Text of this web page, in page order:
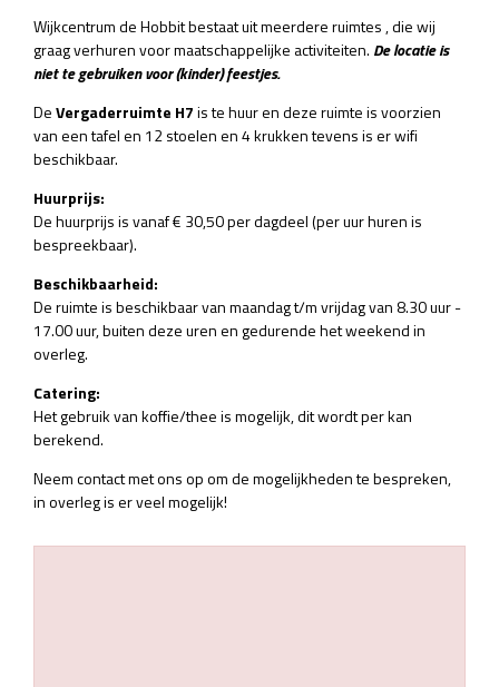
Wijkcentrum de Hobbit bestaat uit meerdere ruimtes , die wij
graag verhuren voor maatschappelijke activiteiten. De locatie is
niet te gebruiken voor (kinder) feestjes.
DeVergaderruimte H7is te huur en deze ruimte is voorzien
van een tafel en 12 stoelen en 4 krukken tevens is er wifi
beschikbaar.
Huurprijs:
De huurprijs is vanaf € 30,50 per dagdeel (per uur huren is
bespreekbaar).
Beschikbaarheid:
De ruimte is beschikbaar van maandag t/m vrijdag van 8.30 uur -
17.00 uur, buiten deze uren en gedurende het weekend in
overleg.
Catering:
Het gebruik van koffie/thee is mogelijk, dit wordt per kan
berekend.
Neem contact met ons op om de mogelijkheden te bespreken,
in overleg is er veel mogelijk!